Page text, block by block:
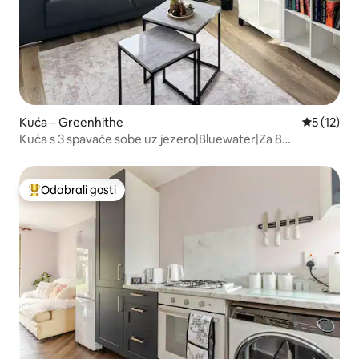
Kuća – Greenhithe Prosječna
5 (12)
Kuća s 3 spavaće sobe uz jezero|Bluewater|Za 8
Među najviše rangiranima s oznakom „Odabrali gosti”
Odabrali gosti